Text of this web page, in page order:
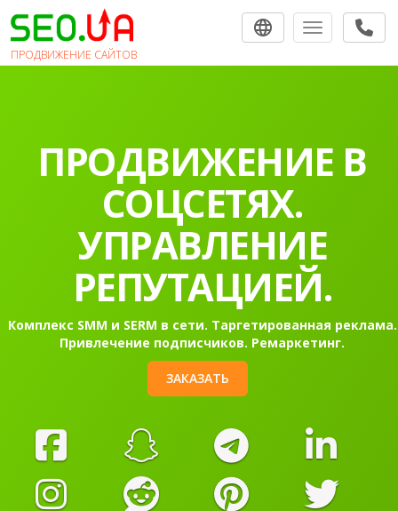
ПРОДВИЖЕНИЕ САЙТОВ
Toggle
ПРОДВИЖЕНИЕ В
СОЦСЕТЯХ.
УПРАВЛЕНИЕ
РЕПУТАЦИЕЙ.
Комплекс SMM и SERM в сети. Таргетированная реклама.
Привлечение подписчиков. Ремаркетинг.
ЗАКАЗАТЬ